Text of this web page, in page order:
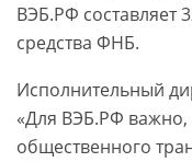
ВЭБ.РФ составляет
средства ФНБ.
Исполнительный
«Для ВЭБ.РФ
общественного